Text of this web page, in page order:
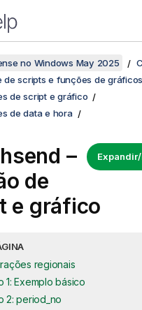
no Windows May 2025
de scripts e funções de gráficos
de script e gráfico
de data e hora
–
de
e gráfico
regionais
1: Exemplo básico
2: period_no